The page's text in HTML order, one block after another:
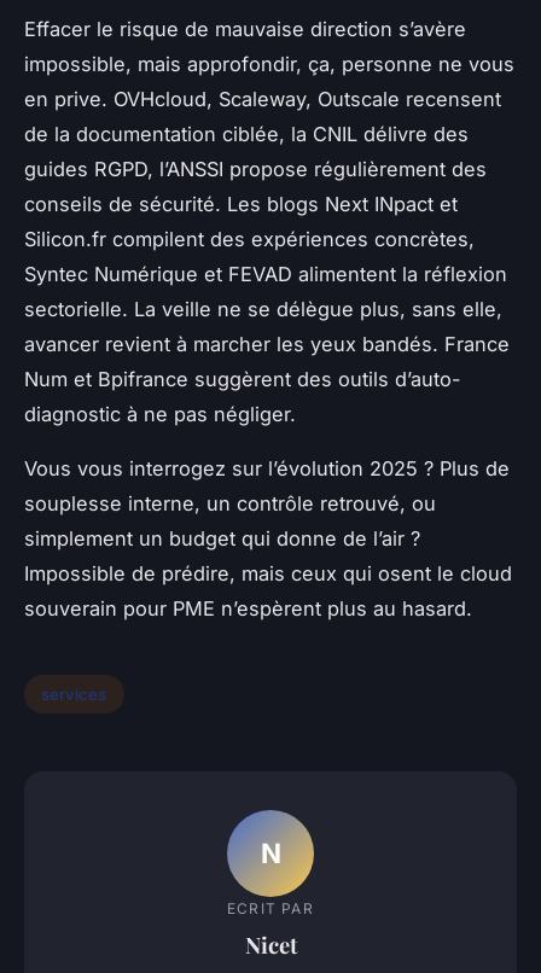
Effacer le risque de mauvaise direction s’avère
impossible, mais approfondir, ça, personne ne vous
en prive. OVHcloud, Scaleway, Outscale recensent
de la documentation ciblée, la CNIL délivre des
guides RGPD, l’ANSSI propose régulièrement des
conseils de sécurité. Les blogs Next INpact et
Silicon.fr compilent des expériences concrètes,
Syntec Numérique et FEVAD alimentent la réflexion
sectorielle. La veille ne se délègue plus, sans elle,
avancer revient à marcher les yeux bandés. France
Num et Bpifrance suggèrent des outils d’auto-
diagnostic à ne pas négliger.
Vous vous interrogez sur l’évolution 2025 ? Plus de
souplesse interne, un contrôle retrouvé, ou
simplement un budget qui donne de l’air ?
Impossible de prédire, mais ceux qui osent le cloud
souverain pour PME n’espèrent plus au hasard.
services
N
ECRIT PAR
Nicet